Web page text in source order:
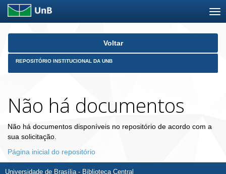
Skip
Voltar
REPOSITÓRIO INSTITUCIONAL DA UNB
Não há documentos
Não há documentos disponíveis no repositório de acordo com a
sua solicitação.
Página inicial do repositório
Universidade de Brasília - Biblioteca Central